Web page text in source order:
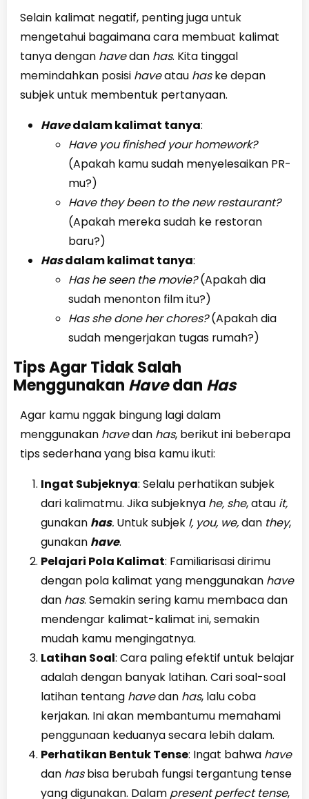
Selain kalimat negatif, penting juga untuk
mengetahui bagaimana cara membuat kalimat
tanya dengan havedan has. Kita tinggal
memindahkan posisi haveatau haske depan
subjek untuk membentuk pertanyaan.
Havedalam kalimat tanya:
Have you finished your homework?
(Apakah kamu sudah menyelesaikan PR-
mu?)
Have they been to the new restaurant?
(Apakah mereka sudah ke restoran
baru?)
Hasdalam kalimat tanya:
Has he seen the movie?(Apakah dia
sudah menonton film itu?)
Has she done her chores?(Apakah dia
sudah mengerjakan tugas rumah?)
Tips Agar Tidak Salah
Menggunakan Havedan Has
Agar kamu nggak bingung lagi dalam
menggunakan havedan has, berikut ini beberapa
tips sederhana yang bisa kamu ikuti:
Ingat Subjeknya: Selalu perhatikan subjek
dari kalimatmu. Jika subjeknya he, she, atau it,
gunakan has.Untuk subjek I, you, we,dan they,
gunakan have.
Pelajari Pola Kalimat: Familiarisasi dirimu
dengan pola kalimat yang menggunakan have
dan has. Semakin sering kamu membaca dan
mendengar kalimat-kalimat ini, semakin
mudah kamu mengingatnya.
Latihan Soal: Cara paling efektif untuk belajar
adalah dengan banyak latihan. Cari soal-soal
latihan tentang havedan has, lalu coba
kerjakan. Ini akan membantumu memahami
penggunaan keduanya secara lebih dalam.
Perhatikan Bentuk Tense: Ingat bahwa have
dan hasbisa berubah fungsi tergantung tense
yang digunakan. Dalam present perfect tense,